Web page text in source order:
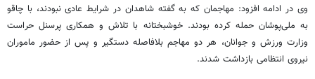
وی در ادامه افزود: مهاجمان که به گفته شاهدان در شرایط عادی نبودند، با چاقو
به ملی‌پوشان حمله کرده بودند. خوشبختانه با تلاش و همکاری پرسنل حراست
وزارت ورزش و جوانان، هر دو مهاجم بلافاصله دستگیر و پس از حضور ماموران
نیروی انتظامی بازداشت شدند.